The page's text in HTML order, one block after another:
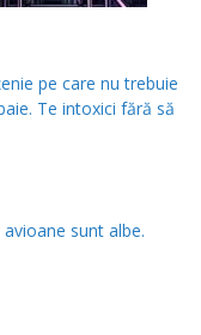
pe care nu trebuie
Te intoxici fără să
sunt albe.